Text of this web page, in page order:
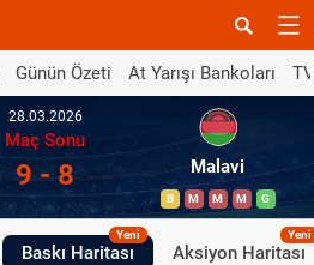
Günün Özeti At Yarışı Bankoları
28.03.2026
Maç Sonu
9 - 8 Malavi
B M M M G
Baskı Haritası
Yeni
Aksiyon Haritası
Yeni